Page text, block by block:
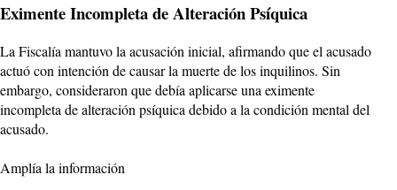
Eximente Incompleta de Alteración Psíquica
La Fiscalía mantuvo la acusación inicial, afirmando que el acusado
actuó con intención de causar la muerte de los inquilinos. Sin
embargo, consideraron que debía aplicarse una eximente
incompleta de alteración psíquica debido a la condición mental del
acusado.
Amplía la información